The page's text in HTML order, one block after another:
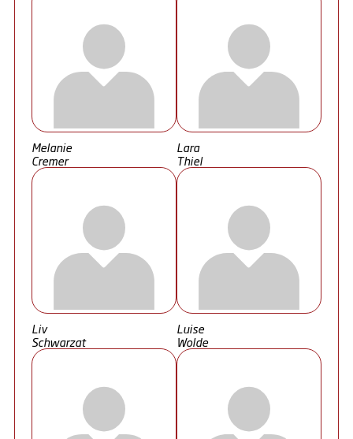
Melanie
Cremer
Lara
Thiel
Liv
Schwarzat
Luise
Wolde